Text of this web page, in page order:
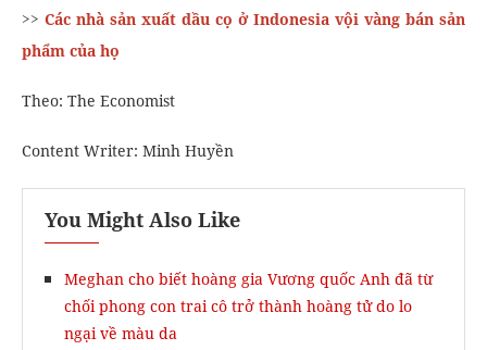
>> Các nhà sản xuất dầu cọ ở Indonesia vội vàng bán sản
phẩm của họ
Theo: The Economist
Content Writer: Minh Huyền
You Might Also Like
Meghan cho biết hoàng gia Vương quốc Anh đã từ
chối phong con trai cô trở thành hoàng tử do lo
ngại về màu da